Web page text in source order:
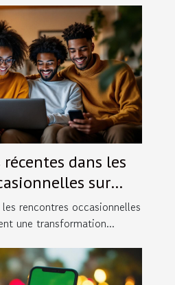
dans les
sur
rencontres occasionnelles
une transformation...